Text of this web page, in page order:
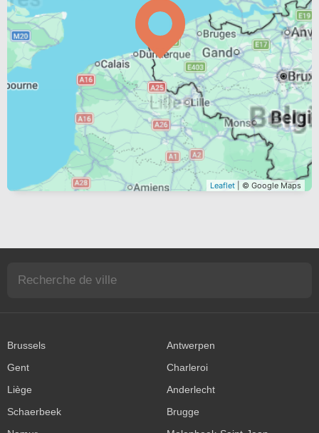
Leaflet | © Google Maps
Brussels
Antwerpen
Gent
Charleroi
Liège
Anderlecht
Schaerbeek
Brugge